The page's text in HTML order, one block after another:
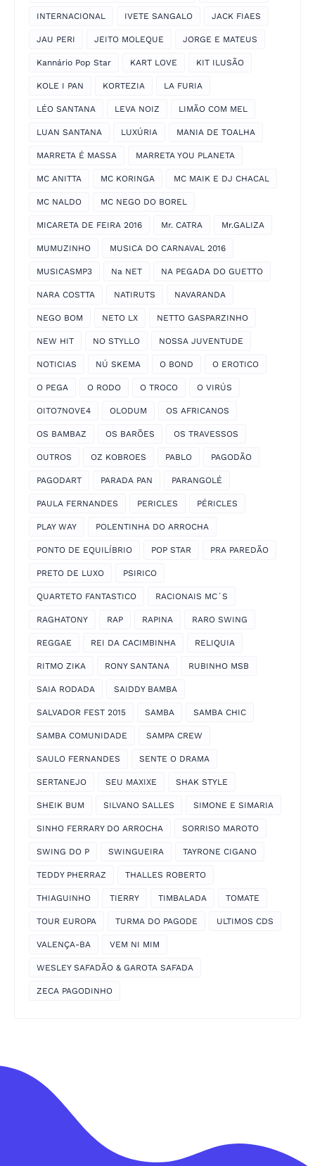
INTERNACIONAL IVETE SANGALO JACK FIAES
JAU PERI JEITO MOLEQUE JORGE E MATEUS
Kannário Pop Star KART LOVE KIT ILUSÃO
KOLE I PAN KORTEZIA LA FURIA
LÉO SANTANA LEVA NOIZ LIMÃO COM MEL
LUAN SANTANA LUXÚRIA MANIA DE TOALHA
MARRETA É MASSA MARRETA YOU PLANETA
MC ANITTA MC KORINGA MC MAIK E DJ CHACAL
MC NALDO MC NEGO DO BOREL
MICARETA DE FEIRA 2016 Mr. CATRA Mr.GALIZA
MUMUZINHO MUSICA DO CARNAVAL 2016
MUSICASMP3 Na NET NA PEGADA DO GUETTO
NARA COSTTA NATIRUTS NAVARANDA
NEGO BOM NETO LX NETTO GASPARZINHO
NEW HIT NO STYLLO NOSSA JUVENTUDE
NOTICIAS NÚ SKEMA O BOND O EROTICO
O PEGA O RODO O TROCO O VIRÚS
OITO7NOVE4 OLODUM OS AFRICANOS
OS BAMBAZ OS BARÕES OS TRAVESSOS
OUTROS OZ KOBROES PABLO PAGODÃO
PAGODART PARADA PAN PARANGOLÉ
PAULA FERNANDES PERICLES PÉRICLES
PLAY WAY POLENTINHA DO ARROCHA
PONTO DE EQUILÍBRIO POP STAR PRA PAREDÃO
PRETO DE LUXO PSIRICO
QUARTETO FANTASTICO RACIONAIS MC´S
RAGHATONY RAP RAPINA RARO SWING
REGGAE REI DA CACIMBINHA RELIQUIA
RITMO ZIKA RONY SANTANA RUBINHO MSB
SAIA RODADA SAIDDY BAMBA
SALVADOR FEST 2015 SAMBA SAMBA CHIC
SAMBA COMUNIDADE SAMPA CREW
SAULO FERNANDES SENTE O DRAMA
SERTANEJO SEU MAXIXE SHAK STYLE
SHEIK BUM SILVANO SALLES SIMONE E SIMARIA
SINHO FERRARY DO ARROCHA SORRISO MAROTO
SWING DO P SWINGUEIRA TAYRONE CIGANO
TEDDY PHERRAZ THALLES ROBERTO
THIAGUINHO TIERRY TIMBALADA TOMATE
TOUR EUROPA TURMA DO PAGODE ULTIMOS CDS
VALENÇA-BA VEM NI MIM
WESLEY SAFADÃO & GAROTA SAFADA
ZECA PAGODINHO